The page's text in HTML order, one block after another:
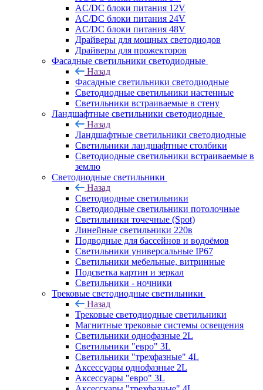
AC/DC блоки питания 12V
AC/DC блоки питания 24V
AC/DC блоки питания 48V
Драйверы для мощных светодиодов
Драйверы для прожекторов
Фасадные светильники светодиодные
Назад
Фасадные светильники светодиодные
Светодиодные светильники настенные
Светильники встраиваемые в стену
Ландшафтные светильники светодиодные
Назад
Ландшафтные светильники светодиодные
Светильники ландшафтные столбики
Светодиодные светильники встраиваемые в
землю
Светодиодные светильники
Назад
Светодиодные светильники
Светодиодные светильники потолочные
Светильники точечные (Spot)
Линейные светильники 220в
Подводные для бассейнов и водоёмов
Светильники универсальные IP67
Светильники мебельные, витринные
Подсветка картин и зеркал
Светильники - ночники
Трековые светодиодные светильники
Назад
Трековые светодиодные светильники
Магнитные трековые системы освещения
Светильники однофазные 2L
Светильники "евро" 3L
Светильники "трехфазные" 4L
Аксессуары однофазные 2L
Аксессуары "евро" 3L